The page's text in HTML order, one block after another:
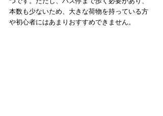
本数も少ないため、大きな荷物を持っている方
や初心者にはあまりおすすめできません。